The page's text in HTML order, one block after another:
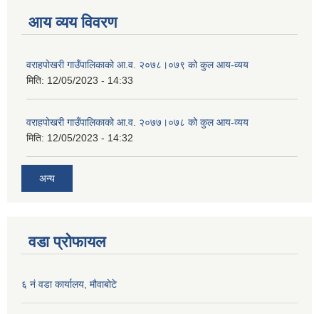
आय व्यय विवरण
वराहपोखरी गाउँपालिकाको आ.व. २०७८।०७९ को कुल आय-व्यय
मिति: 12/05/2023 - 14:33
वराहपोखरी गाउँपालिकाको आ.व. २०७७।०७८ को कुल आय-व्यय
मिति: 12/05/2023 - 14:32
अन्य
वडा प्रोफायल
६ नं वडा कार्यालय, मौवाबोटे